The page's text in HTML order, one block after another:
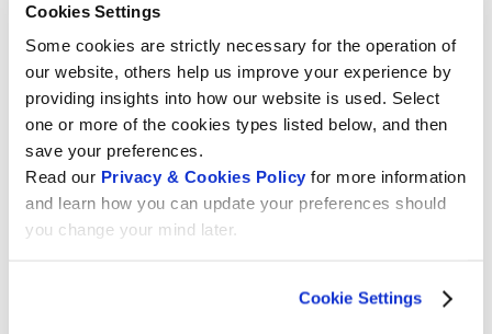
Cookies Settings
Some cookies are strictly necessary for the operation of
our website, others help us improve your experience by
providing insights into how our website is used. Select
one or more of the cookies types listed below, and then
save your preferences.
Read our Privacy & Cookies Policy for more information
and learn how you can update your preferences should
you change your mind later.
Cookie Settings
besoin de réfléchir longtemps : « Les annuaires
téléphoniques permettent de tirer de
nombreuses conclusions sociétales sur la
perception de soi à l’époque concernée. Ils
documentent à leur manière les relations entre
les personnes et leur communication. » Ces
aspects vont du développement économique
aux histoires d’amour romantiques.
centres économiques que sont Genève, Bâle,